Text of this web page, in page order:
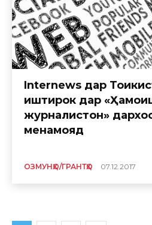
Internews дар
иштирок дар
журналистон»
менамояд
ОЗМУНҲО/ГРАНТҲО 07.12.2017